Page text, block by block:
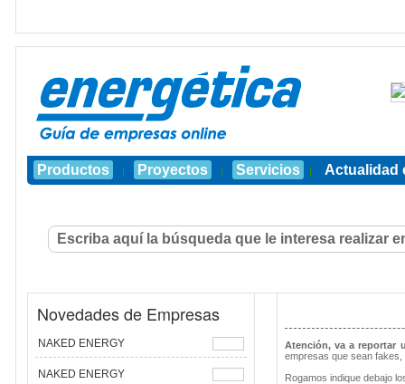
Productos | Proyectos | Servicios | Actualidad
Novedades de Empresas
NAKED ENERGY
NAKED ENERGY
Atención, va a reportar
empresas que sean
Rogamos indique debajo